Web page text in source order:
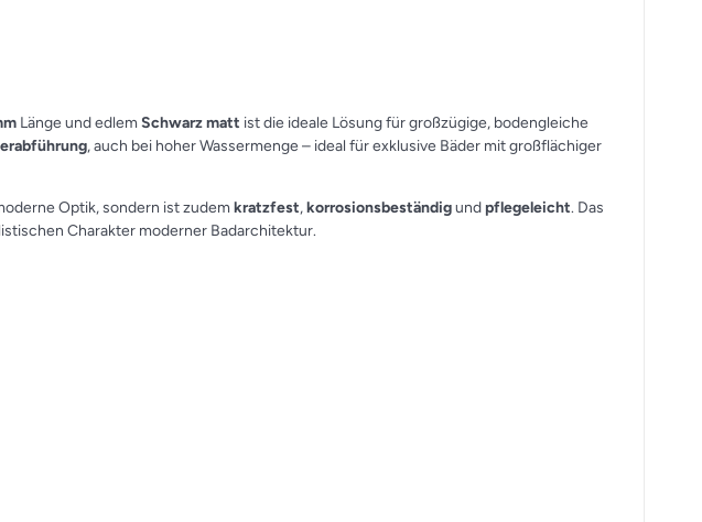
Länge und edlemSchwarz matt ist die ideale Lösung für großzügige, bodengleiche
, auch bei hoher Wassermenge – ideal für exklusive Bäder mit großflächiger
Optik, sondern ist zudemkratzfest,korrosionsbeständigundpflegeleicht. Das
Charakter moderner Badarchitektur.